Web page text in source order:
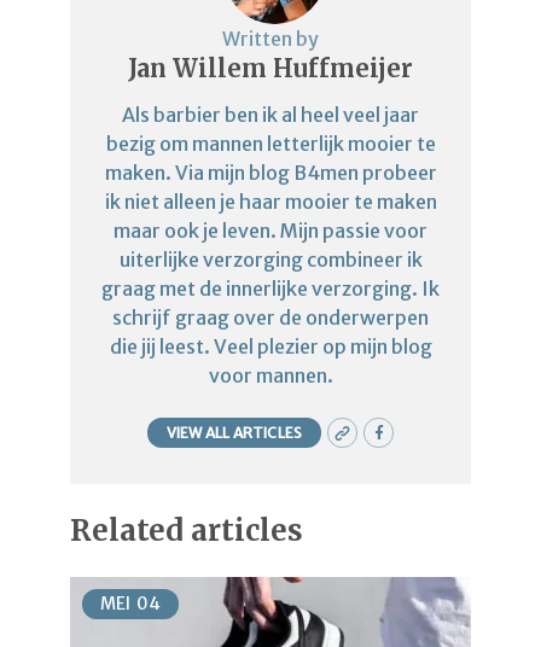
Written by
Jan Willem Huffmeijer
Als barbier ben ik al heel veel jaar
bezig om mannen letterlijk mooier te
maken. Via mijn blog B4men probeer
ik niet alleen je haar mooier te maken
maar ook je leven. Mijn passie voor
uiterlijke verzorging combineer ik
graag met de innerlijke verzorging. Ik
schrijf graag over de onderwerpen
die jij leest. Veel plezier op mijn blog
voor mannen.
VIEW ALL ARTICLES
Related articles
MEI 04